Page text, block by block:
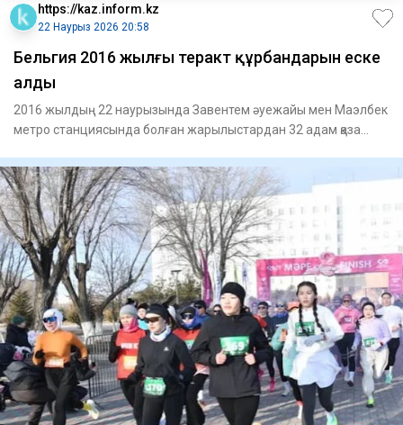
https://kaz.inform.kz
22 Наурыз 2026 20:58
Бельгия 2016 жылғы теракт құрбандарын еске
алды
2016 жылдың 22 наурызында Завентем әуежайы мен Маэлбек
метро станциясында болған жарылыстардан 32 адам қаза